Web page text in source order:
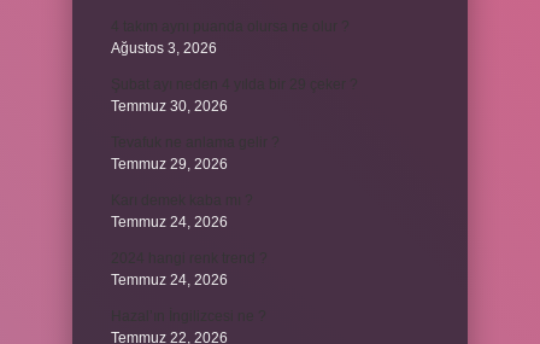
Ağustos 3, 2026
Temmuz 30, 2026
Temmuz 29, 2026
Temmuz 24, 2026
Temmuz 24, 2026
Temmuz 22, 2026